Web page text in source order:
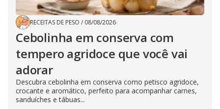
RECEITAS DE PESO / 08/08/2026
Cebolinha em conserva com
tempero agridoce que você vai
adorar
Descubra cebolinha em conserva como petisco agridoce,
crocante e aromático, perfeito para acompanhar carnes,
sanduíches e tábuas...